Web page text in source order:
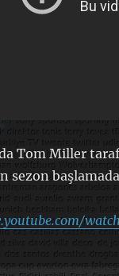
Tom Miller
sezon